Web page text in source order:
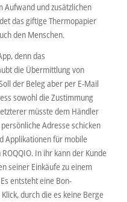
und zusätzlichen
das giftige Thermopapier
den Menschen.
denn das
die Übermittlung von
der Beleg aber per E-Mail
sowohl die Zustimmung
müsste dem Händler
Adresse schicken
Applikationen für mobile
In ihr kann der Kunde
seiner Einkäufe zu einem
entsteht eine Bon-
durch die es keine Berge